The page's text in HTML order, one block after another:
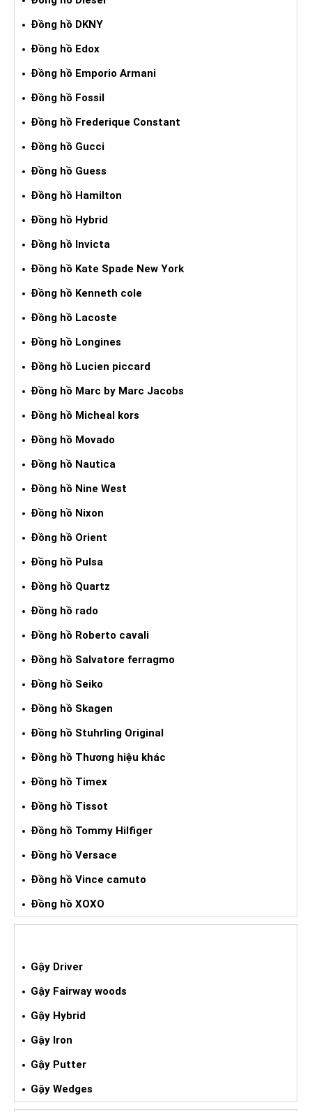
Đồng hồ DKNY
Đồng hồ Edox
Đồng hồ Emporio Armani
Đồng hồ Fossil
Đồng hồ Frederique Constant
Đồng hồ Gucci
Đồng hồ Guess
Đồng hồ Hamilton
Đồng hồ Hybrid
Đồng hồ Invicta
Đồng hồ Kate Spade New York
Đồng hồ Kenneth cole
Đồng hồ Lacoste
Đồng hồ Longines
Đồng hồ Lucien piccard
Đồng hồ Marc by Marc Jacobs
Đồng hồ Micheal kors
Đồng hồ Movado
Đồng hồ Nautica
Đồng hồ Nine West
Đồng hồ Nixon
Đồng hồ Orient
Đồng hồ Pulsa
Đồng hồ Quartz
Đồng hồ rado
Đồng hồ Roberto cavali
Đồng hồ Salvatore ferragmo
Đồng hồ Seiko
Đồng hồ Skagen
Đồng hồ Stuhrling Original
Đồng hồ Thương hiệu khác
Đồng hồ Timex
Đồng hồ Tissot
Đồng hồ Tommy Hilfiger
Đồng hồ Versace
Đồng hồ Vince camuto
Đồng hồ XOXO
Gậy Driver
Gậy Fairway woods
Gậy Hybrid
Gậy Iron
Gậy Putter
Gậy Wedges